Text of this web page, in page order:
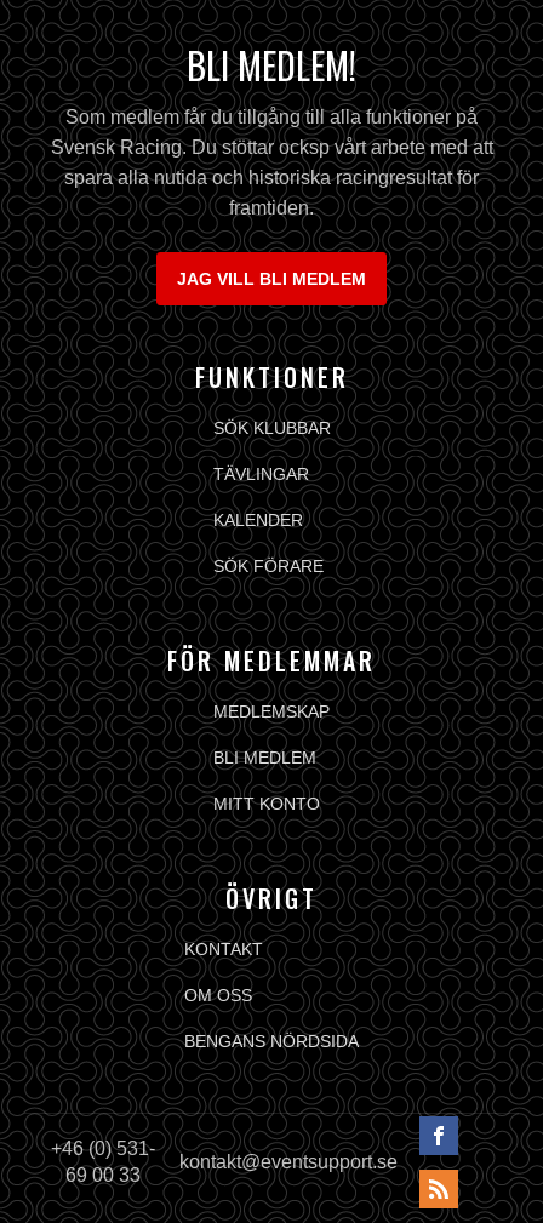
BLI MEDLEM!
Som medlem får du tillgång till alla funktioner på
Svensk Racing. Du stöttar ocksp vårt arbete med att
spara alla nutida och historiska racingresultat för
framtiden.
JAG VILL BLI MEDLEM
FUNKTIONER
SÖK KLUBBAR
TÄVLINGAR
KALENDER
SÖK FÖRARE
FÖR MEDLEMMAR
MEDLEMSKAP
BLI MEDLEM
MITT KONTO
ÖVRIGT
KONTAKT
OM OSS
BENGANS NÖRDSIDA
+46 (0) 531-
69 00 33
kontakt@eventsupport.se